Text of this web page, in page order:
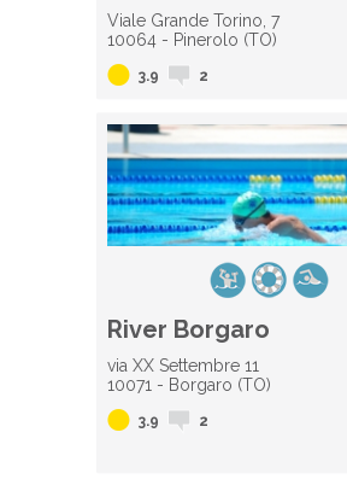
Viale Grande Torino, 7
10064 - Pinerolo (TO)
3.9 2
River Borgaro
via XX Settembre 11
10071 - Borgaro (TO)
3.9 2